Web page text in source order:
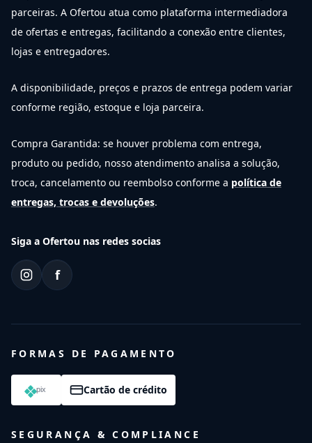
parceiras. A Ofertou atua como plataforma intermediadora
de ofertas e entregas, facilitando a conexão entre clientes,
lojas e entregadores.
A disponibilidade, preços e prazos de entrega podem variar
conforme região, estoque e loja parceira.
Compra Garantida: se houver problema com entrega,
produto ou pedido, nosso atendimento analisa a solução,
troca, cancelamento ou reembolso conforme a política de
entregas, trocas e devoluções.
Siga a Ofertou nas redes socias
f
FORMAS DE PAGAMENTO
Cartão de crédito
SEGURANÇA & COMPLIANCE